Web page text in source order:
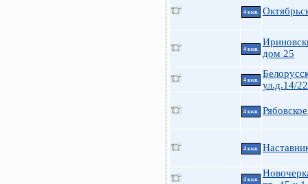
4 ккв.
4 ккв.
дом 25
4 ккв.
ул.д.14/22
4 ккв.
4 ккв.
4 ккв.